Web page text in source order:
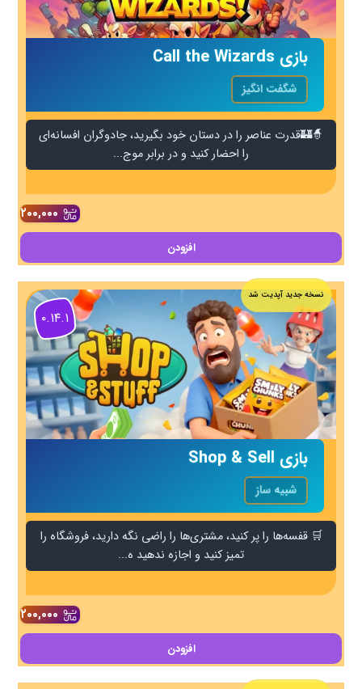
بازی Call the Wizards
شگفت انگیز
🧙🏰قدرت عناصر را در دستان خود بگیرید، جادوگران افسانه‌ای
را احضار کنید و در برابر موج‌...
۲۰۰,۰۰۰
افزودن
۰.۱۴.۱
بازی Shop & Sell
شبیه ساز
🛒 قفسه‌ها را پر کنید، مشتری‌ها را راضی نگه دارید، فروشگاه را
تمیز کنید و اجازه ندهید ه...
نسخه جدید آپدیت شد
۲۰۰,۰۰۰
افزودن